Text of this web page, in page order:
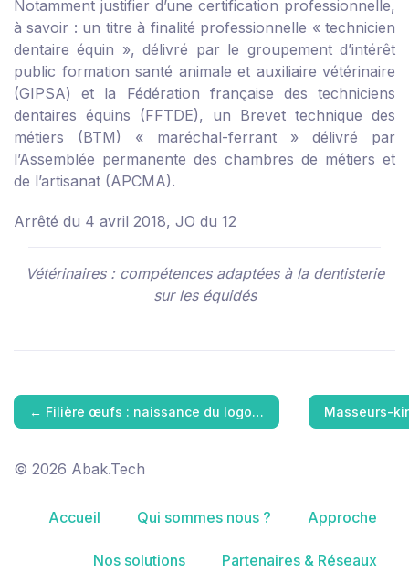
Notamment justifier d’une certification professionnelle,
à savoir : un titre à finalité professionnelle « technicien
dentaire équin », délivré par le groupement d’intérêt
public formation santé animale et auxiliaire vétérinaire
(GIPSA) et la Fédération française des techniciens
dentaires équins (FFTDE), un Brevet technique des
métiers (BTM) « maréchal-ferrant » délivré par
l’Assemblée permanente des chambres de métiers et
de l’artisanat (APCMA).
Arrêté du 4 avril 2018, JO du 12
Vétérinaires : compétences adaptées à la dentisterie
sur les équidés
← Filière œufs : naissance du logo… Masseurs-
© 2026 Abak.Tech
Accueil Qui sommes nous ? Approche
Nos solutions Partenaires & Réseaux